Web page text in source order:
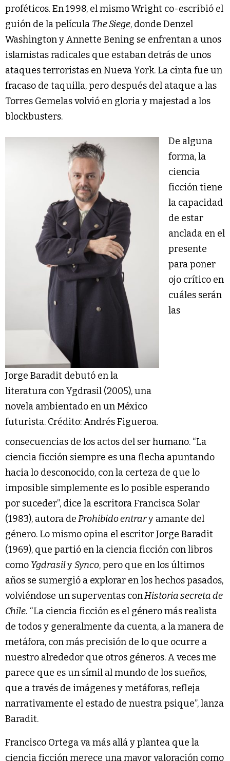
proféticos. En 1998, el mismo Wright co-escribió el
guión de la película The Siege, donde Denzel
Washington y Annette Bening se enfrentan a unos
islamistas radicales que estaban detrás de unos
ataques terroristas en Nueva York. La cinta fue un
fracaso de taquilla, pero después del ataque a las
Torres Gemelas volvió en gloria y majestad a los
blockbusters.
Jorge Baradit debutó en la
literatura con Ygdrasil (2005), una
novela ambientado en un México
futurista. Crédito: Andrés Figueroa.
De alguna
forma, la
ciencia
ficción tiene
la capacidad
de estar
anclada en el
presente
para poner
ojo crítico en
cuáles serán
las
consecuencias de los actos del ser humano. “La
ciencia ficción siempre es una flecha apuntando
hacia lo desconocido, con la certeza de que lo
imposible simplemente es lo posible esperando
por suceder”, dice la escritora Francisca Solar
(1983), autora deProhibido entrary amante del
género. Lo mismo opina el escritor Jorge Baradit
(1969), que partió en la ciencia ficción con libros
como YgdrasilySynco, pero que en los últimos
años se sumergió a explorar en los hechos pasados,
volviéndose un superventas conHistoria secreta de
Chile. “La ciencia ficción es el género más realista
de todos y generalmente da cuenta, a la manera de
metáfora, con más precisión de lo que ocurre a
nuestro alrededor que otros géneros. A veces me
parece que es un símil al mundo de los sueños,
que a través de imágenes y metáforas, refleja
narrativamente el estado de nuestra psique”, lanza
Baradit.
Francisco Ortega va más allá y plantea que la
ciencia ficción merece una mayor valoración como